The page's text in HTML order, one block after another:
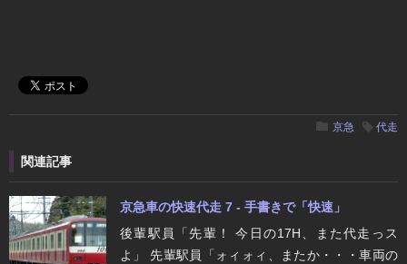
京急 代走
関連記事
京急車の快速代走 7 - 手書きで「快速」
後輩駅員「先輩！ 今日の17H、また代走っス
よ」 先輩駅員「ォィォィ、またか・・・車両の